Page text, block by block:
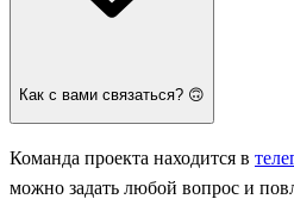
Как с вами связаться? 🙃
Команда проекта находится в
можно задать любой вопрос и